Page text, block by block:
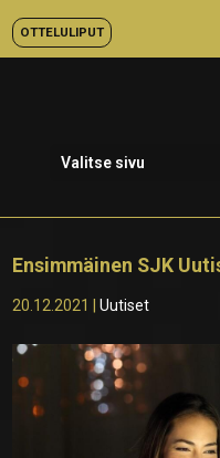
OTTELULIPUT
Valitse sivu
Ensimmäinen SJK
20.12.2021 |Uutiset